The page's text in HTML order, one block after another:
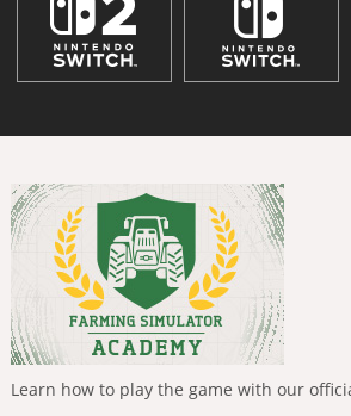
Learn how to play the game with our